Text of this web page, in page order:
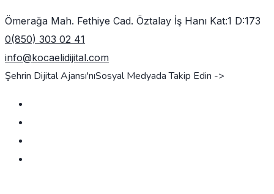
Ömerağa Mah. Fethiye Cad. Öztalay İş Hanı Kat:1 D:173
0(850) 303 02 41
info@kocaelidijital.com
Şehrin Dijital Ajansı'nıSosyal Medyada Takip Edin ->